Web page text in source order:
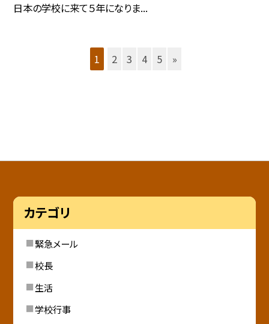
日本の学校に来て５年になりま...
1 2 3 4 5 »
カテゴリ
緊急メール
校長
生活
学校行事